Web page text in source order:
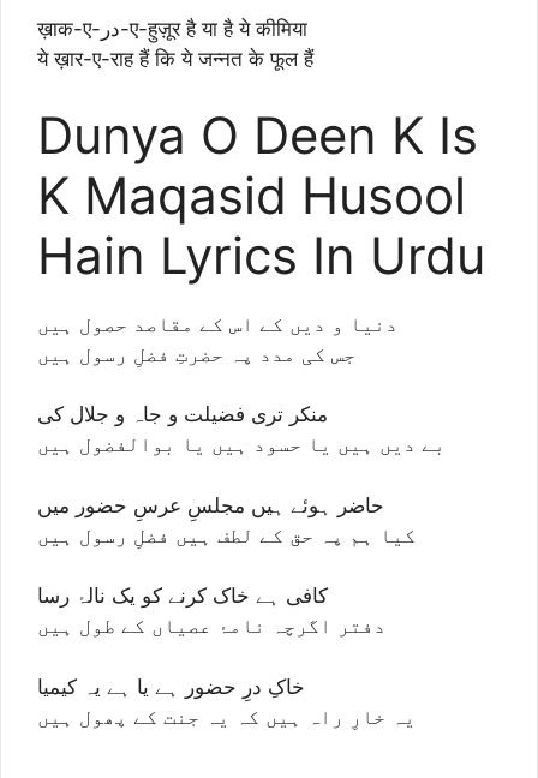
ख़ाक-ए-در-ए-हुज़ूर है या है ये कीमिया
ये ख़ार-ए-राह हैं कि ये जन्नत के फूल हैं
Dunya O Deen K Is
K Maqasid Husool
Hain Lyrics In Urdu
دنیا و دیں کے اس کے مقاصد حصول ہیں
جس کی مدد پہ حضرتِ فضلِ رسول ہیں
منکر تری فضیلت و جاہ و جلال کی
بے دیں ہیں یا حسود ہیں یا بوالفضول ہیں
حاضر ہوئے ہیں مجلسِ عرسِ حضور میں
کیا ہم پہ حق کے لطف ہیں فضلِ رسول ہیں
کافی ہے خاک کرنے کو یک نالۂ رسا
دفتر اگرچہ نامۂ عصیاں کے طول ہیں
خاکِ درِ حضور ہے یا ہے یہ کیمیا
یہ خارِ راہ ہیں کہ یہ جنت کے پھول ہیں